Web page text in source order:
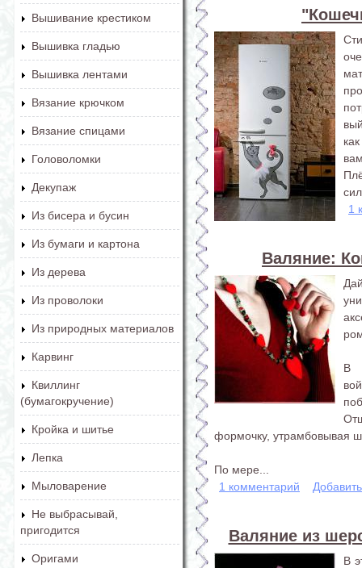
Вышивание крестиком
Вышивка гладью
Вышивка лентами
Вязание крючком
Вязание спицами
Головоломки
Декупаж
Из бисера и бусин
Из бумаги и картона
Из дерева
Из проволоки
Из природных материалов
Карвинг
Квиллинг
(бумагокручение)
Кройка и шитье
Лепка
Мыловарение
Не выбрасывай,
пригодится
Оригами
1
Валяние:
В
формочку, утрамбовывая
По мере...
1 комментарий
Валяние из
В